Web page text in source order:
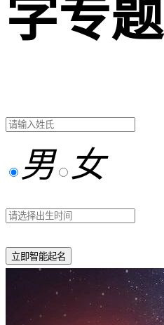
字专题
男 女
立即智能起名